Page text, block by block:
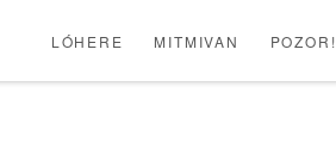
LÓHERE MITMIVAN POZOR!